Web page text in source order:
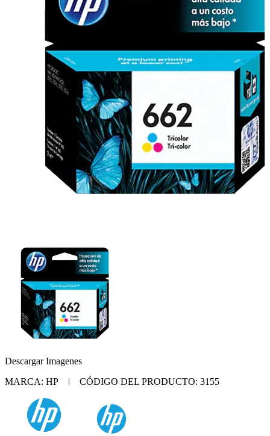
Descargar Imagenes
MARCA: HP | CÓDIGO DEL PRODUCTO: 3155